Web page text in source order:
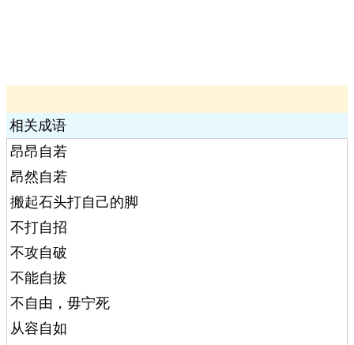
相关成语
昂昂自若
昂然自若
搬起石头打自己的脚
不打自招
不攻自破
不能自拔
不自由，毋宁死
从容自如